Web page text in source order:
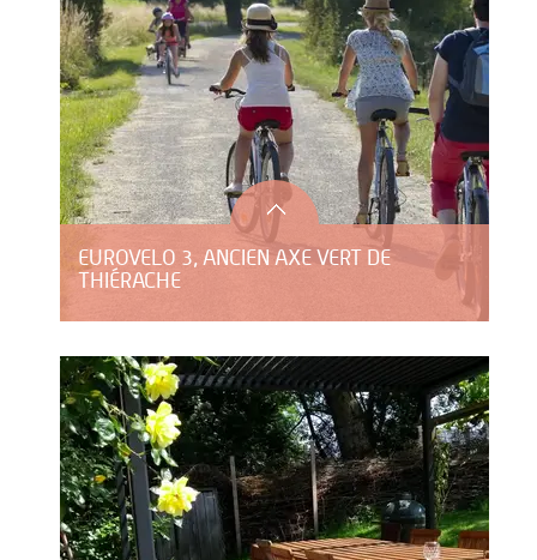
EUROVELO 3, ANCIEN AXE VERT DE
THIÉRACHE